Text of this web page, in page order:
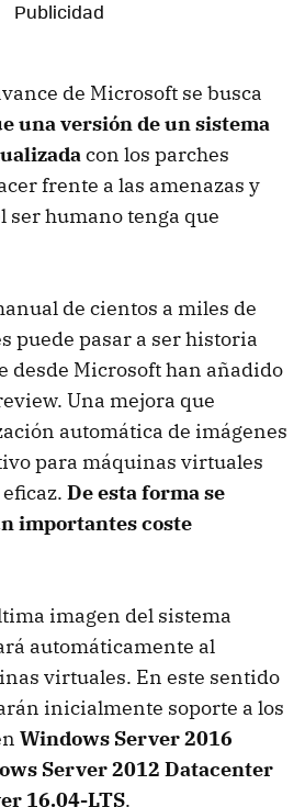
de Microsoft se busca
una versión de un sistema
con los parches
frente a las amenazas y
humano tenga que
de cientos a miles de
puede pasar a ser historia
desde Microsoft han añadido
Una mejora que
automática de imágenes
para máquinas virtuales
De esta forma se
importantes coste
imagen del sistema
automáticamente al
virtuales. En este sentido
inicialmente soporte a los
Windows Server 2016
Server 2012 Datacenter
16.04-LTS.